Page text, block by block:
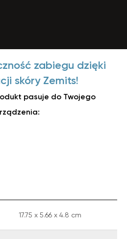
zabiegu dzięki
skóry Zemits!
pasuje do Twojego
17.75 х 5.66 х 4.8 cm